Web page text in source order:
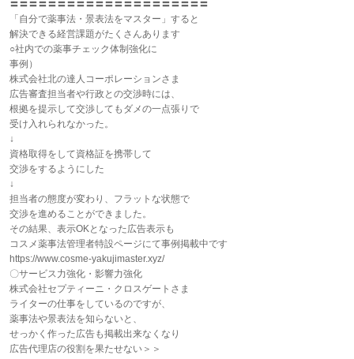
〓〓〓〓〓〓〓〓〓〓〓〓〓〓〓〓〓〓〓〓〓
「自分で薬事法・景表法をマスター」すると
解決できる経営課題がたくさんあります
○社内での薬事チェック体制強化に
事例）
株式会社北の達人コーポレーションさま
広告審査担当者や行政との交渉時には、
根拠を提示して交渉してもダメの一点張りで
受け入れられなかった。
↓
資格取得をして資格証を携帯して
交渉をするようにした
↓
担当者の態度が変わり、フラットな状態で
交渉を進めることができました。
その結果、表示OKとなった広告表示も
コスメ薬事法管理者特設ページにて事例掲載中です
https://www.cosme-yakujimaster.xyz/
〇サービス力強化・影響力強化
株式会社セプティーニ・クロスゲートさま
ライターの仕事をしているのですが、
薬事法や景表法を知らないと、
せっかく作った広告も掲載出来なくなり
広告代理店の役割を果たせない＞＞